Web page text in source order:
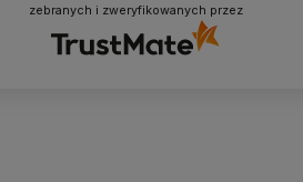
zebranych i zweryfikowanych przez